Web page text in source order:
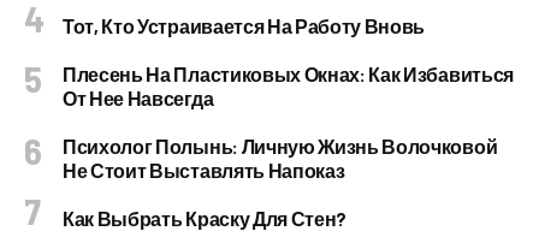
Тот, Кто Устраивается На Работу Вновь
Плесень На Пластиковых Окнах: Как Избавиться
От Нее Навсегда
Психолог Полынь: Личную Жизнь Волочковой
Не Стоит Выставлять Напоказ
Как Выбрать Краску Для Стен?